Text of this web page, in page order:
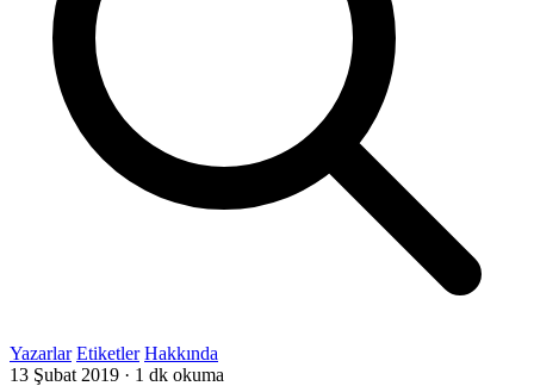
Yazarlar Etiketler Hakkında
13 Şubat 2019 · 1 dk okuma